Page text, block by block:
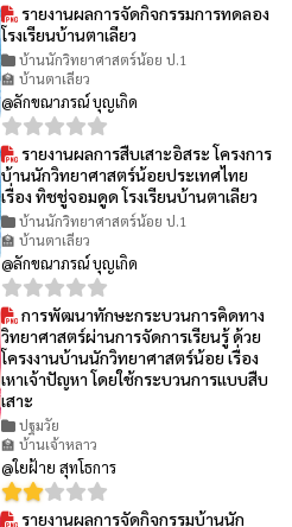
รายงานผลการจัดกิจกรรมการทดลอง
โรงเรียนบ้านตาเลียว
บ้านนักวิทยาศาสตร์น้อย ป.1
🏫 บ้านตาเลียว
@ลักขณาภรณ์ บุญเกิด
รายงานผลการสืบเสาะอิสระ โครงการ
บ้านนักวิทยาศาสตร์น้อยประเทศไทย
เรื่อง ทิชชู่จอมดูด โรงเรียนบ้านตาเลียว
บ้านนักวิทยาศาสตร์น้อย ป.1
🏫 บ้านตาเลียว
@ลักขณาภรณ์ บุญเกิด
การพัฒนาทักษะกระบวนการคิดทาง
วิทยาศาสตร์ผ่านการจัดการเรียนรู้ ด้วย
โครงงานบ้านนักวิทยาศาสตร์น้อย เรื่อง
เหาเจ้าปัญหา โดยใช้กระบวนการแบบสืบ
เสาะ
ปฐมวัย
🏫 บ้านเจ้าหลาว
@ใยฝ้าย สุทโธการ
รายงานผลการจัดกิจกรรมบ้านนัก